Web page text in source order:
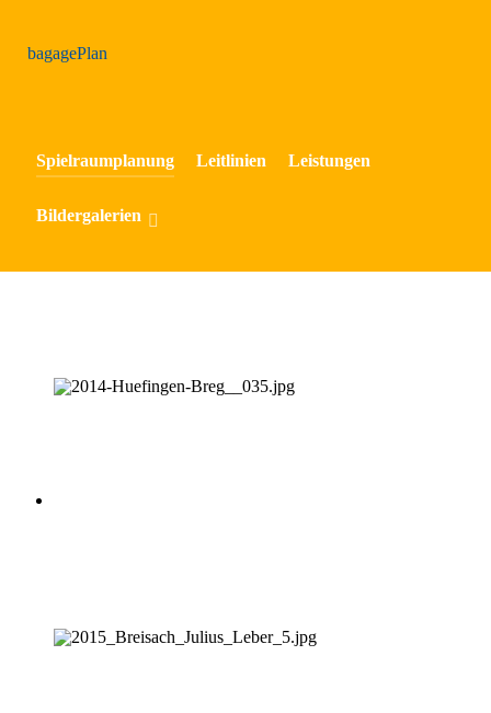
bagagePlan
Spielraumplanung Leitlinien Leistungen
Bildergalerien